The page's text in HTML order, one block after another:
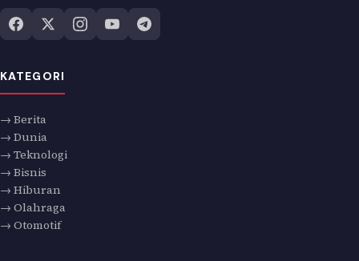
KATEGORI
→ Berita
→ Dunia
→ Teknologi
→ Bisnis
→ Hiburan
→ Olahraga
→ Otomotif